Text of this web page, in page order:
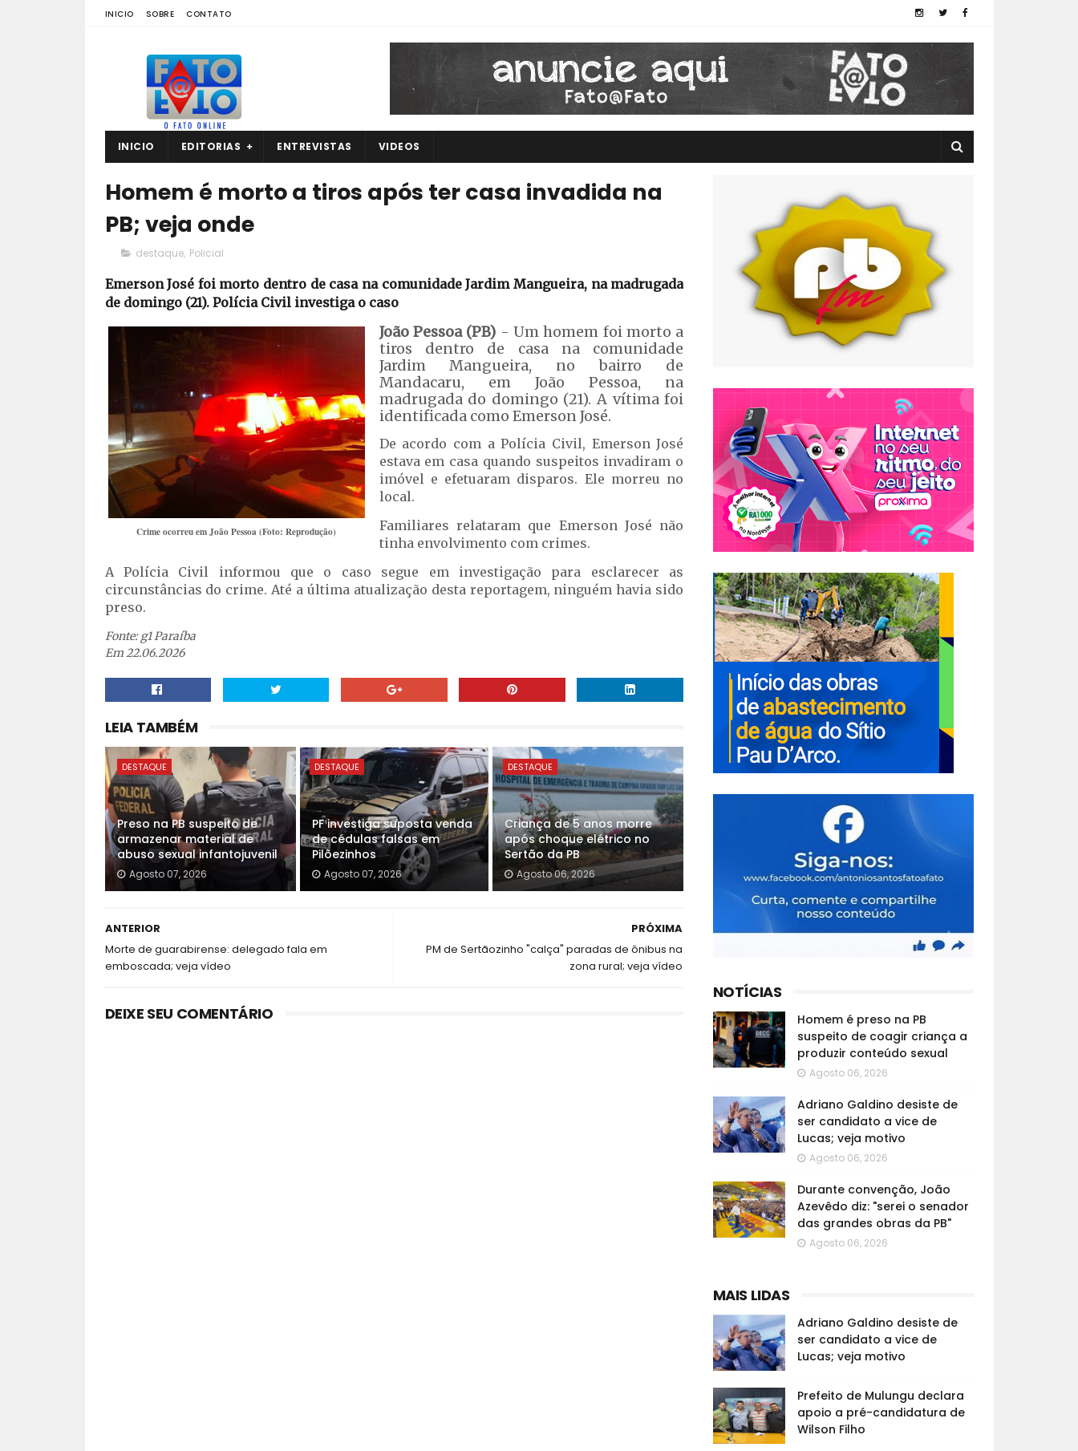
INICIO SOBRE CONTATO
INICIO EDITORIAS ENTREVISTAS VIDEOS
Homem é morto a tiros após ter casa invadida na
PB; veja onde
destaque, Policial
Emerson José foi morto dentro de casa na comunidade Jardim Mangueira, na madrugada
de domingo (21). Polícia Civil investiga o caso
Crime ocorreu em João Pessoa (Foto: Reprodução)
João Pessoa (PB) - Um homem foi morto a
tiros dentro de casa na comunidade
Jardim Mangueira, no bairro de
Mandacaru, em João Pessoa, na
madrugada do domingo (21). A vítima foi
identificada como Emerson José.
De acordo com a Polícia Civil, Emerson José
estava em casa quando suspeitos invadiram o
imóvel e efetuaram disparos. Ele morreu no
local.
Familiares relataram que Emerson José não
tinha envolvimento com crimes.
A Polícia Civil informou que o caso segue em investigação para esclarecer as
circunstâncias do crime. Até a última atualização desta reportagem, ninguém havia sido
preso.
Fonte: g1 Paraíba
Em 22.06.2026
LEIA TAMBÉM
DESTAQUE
Preso na PB suspeito de
armazenar material de
abuso sexual infantojuvenil
Agosto 07, 2026
DESTAQUE
PF investiga suposta venda
de cédulas falsas em
Pilõezinhos
Agosto 07, 2026
DESTAQUE
Criança de 5 anos morre
após choque elétrico no
Sertão da PB
Agosto 06, 2026
PRÓXIMA
PM de Sertãozinho "calça" paradas de ônibus na
zona rural; veja vídeo
ANTERIOR
Morte de guarabirense: delegado fala em
emboscada; veja vídeo
DEIXE SEU COMENTÁRIO
NOTÍCIAS
Homem é preso na PB
suspeito de coagir criança a
produzir conteúdo sexual
Agosto 06, 2026
Adriano Galdino desiste de
ser candidato a vice de
Lucas; veja motivo
Agosto 06, 2026
Durante convenção, João
Azevêdo diz: "serei o senador
das grandes obras da PB"
Agosto 06, 2026
MAIS LIDAS
Adriano Galdino desiste de
ser candidato a vice de
Lucas; veja motivo
Prefeito de Mulungu declara
apoio a pré-candidatura de
Wilson Filho